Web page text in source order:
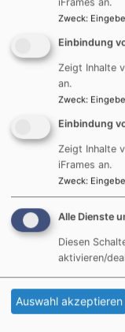
REUTTI - DIE
Zweck:
Einbindung
Zeigt Inhalte
an.
Zweck:
Einbindung
Zeigt Inhalte
iFrames an.
Zweck:
Alle Dienste
Diesen
aktivieren/
Auswahl akzeptieren